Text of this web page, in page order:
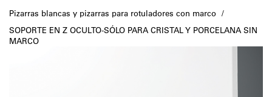
Pizarras blancas y pizarras para rotuladores con marco
SOPORTE EN Z OCULTO-SÓLO PARA CRISTAL Y PORCELANA SIN
MARCO